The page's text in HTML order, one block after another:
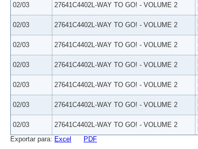
02/03 27641C4402L-WAY TO GO! - VOLUME 2
02/03 27641C4402L-WAY TO GO! - VOLUME 2
02/03 27641C4402L-WAY TO GO! - VOLUME 2
02/03 27641C4402L-WAY TO GO! - VOLUME 2
02/03 27641C4402L-WAY TO GO! - VOLUME 2
02/03 27641C4402L-WAY TO GO! - VOLUME 2
02/03 27641C4402L-WAY TO GO! - VOLUME 2
Exportar para: Excel PDF